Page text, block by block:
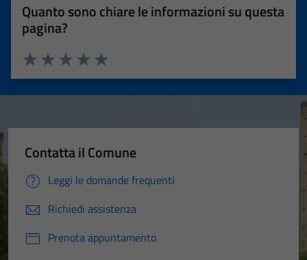
Quanto sono chiare le informazioni su questa
pagina?
Valuta 5 stelle su 5
Valuta 4 stelle su 5
Valuta 3 stelle su 5
Valuta 2 stelle su 5
Valuta 1 stelle su 5
Contatta il Comune
Leggi le domande frequenti
Richiedi assistenza
Prenota appuntamento